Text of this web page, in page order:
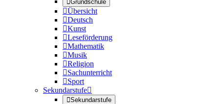
Grundschule
Übersicht
Deutsch
Kunst
Leseförderung
Mathematik
Musik
Religion
Sachunterricht
Sport
Sekundarstufe
Sekundarstufe